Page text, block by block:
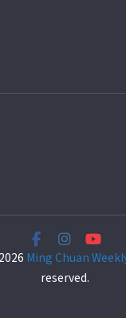
Ming Chuan
reserved.